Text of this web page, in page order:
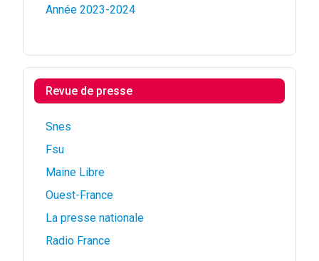
Année 2023-2024
Revue de presse
Snes
Fsu
Maine Libre
Ouest-France
La presse nationale
Radio France